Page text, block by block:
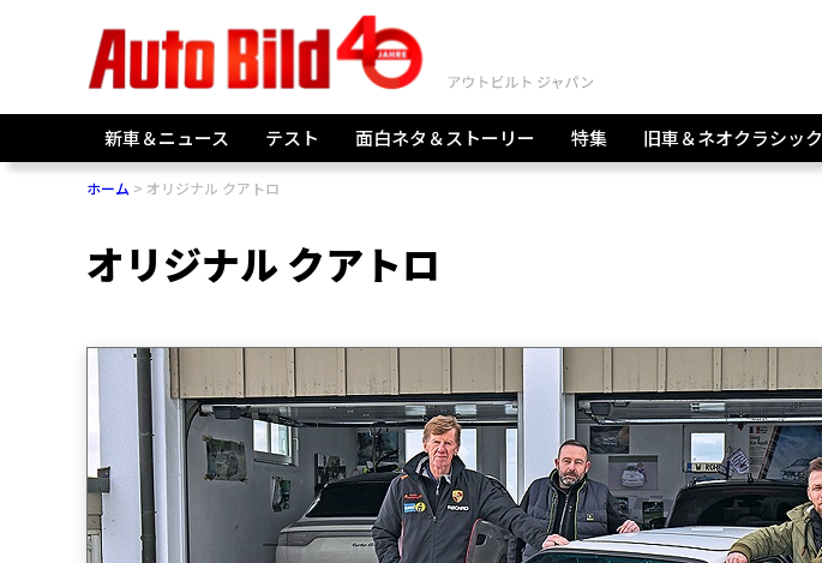
新車＆ニュース テスト 面白ネタ＆ストーリー 特集 旧車＆ネオクラシック
ホーム オリジナル クアトロ
オリジナル クアトロ